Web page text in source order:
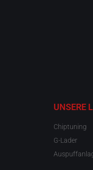
UNSERE
Chiptuning
G-Lader